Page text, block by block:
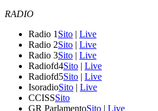
RADIO
Radio 1 Sito | Live
Radio 2Sito | Live
Radio 3Sito | Live
Radiofd4Sito | Live
Radiofd5Sito | Live
IsoradioSito | Live
CCISSSito
GR ParlamentoSito | Live